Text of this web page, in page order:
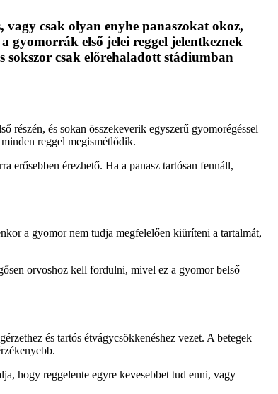
csak olyan enyhe panaszokat okoz,
gyomorrák első jelei reggel jelentkeznek
csak előrehaladott stádiumban
és sokan összekeverik egyszerű gyomorégéssel
reggel megismétlődik.
érezhető. Ha a panasz tartósan fennáll,
a gyomor nem tudja megfelelően kiüríteni a tartalmát,
orvoshoz kell fordulni, mivel ez a gyomor belső
és tartós étvágycsökkenéshez vezet. A betegek
hogy reggelente egyre kevesebbet tud enni, vagy